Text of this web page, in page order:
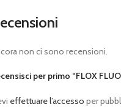
non ci sono recensioni.
per primo “FLOX
effettuare l’accesso per